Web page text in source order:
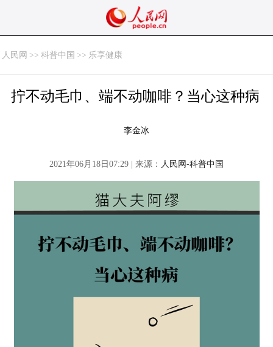
人民网 >> 科普中国 >> 乐享健康
拧不动毛巾、端不动咖啡？当心这种病
李金冰
2021年06月18日07:29 | 来源： 人民网-科普中国